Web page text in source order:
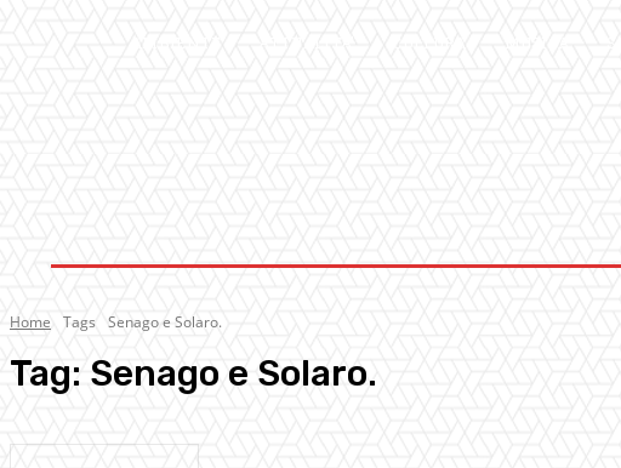
Home Tags Senago e Solaro.
Tag: Senago e Solaro.